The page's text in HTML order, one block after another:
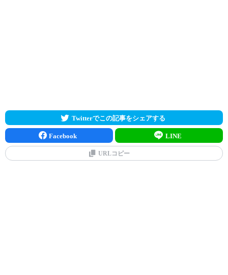
Twitterでこの記事をシェアする
Facebook LINE
URLコピー